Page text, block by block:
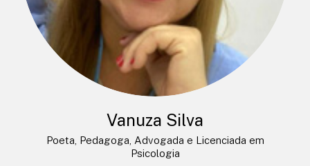
Vanuza Silva
Poeta, Pedagoga, Advogada e Licenciada em
Psicologia